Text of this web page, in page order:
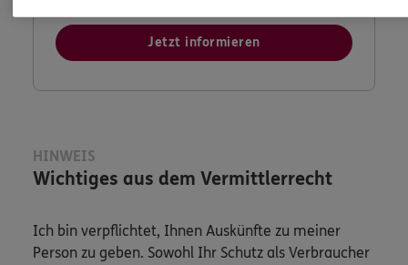
Jetzt informieren
HINWEIS
Wichtiges aus dem Vermittlerrecht
Ich bin verpflichtet, Ihnen Auskünfte zu meiner
Person zu geben. Sowohl Ihr Schutz als Verbraucher